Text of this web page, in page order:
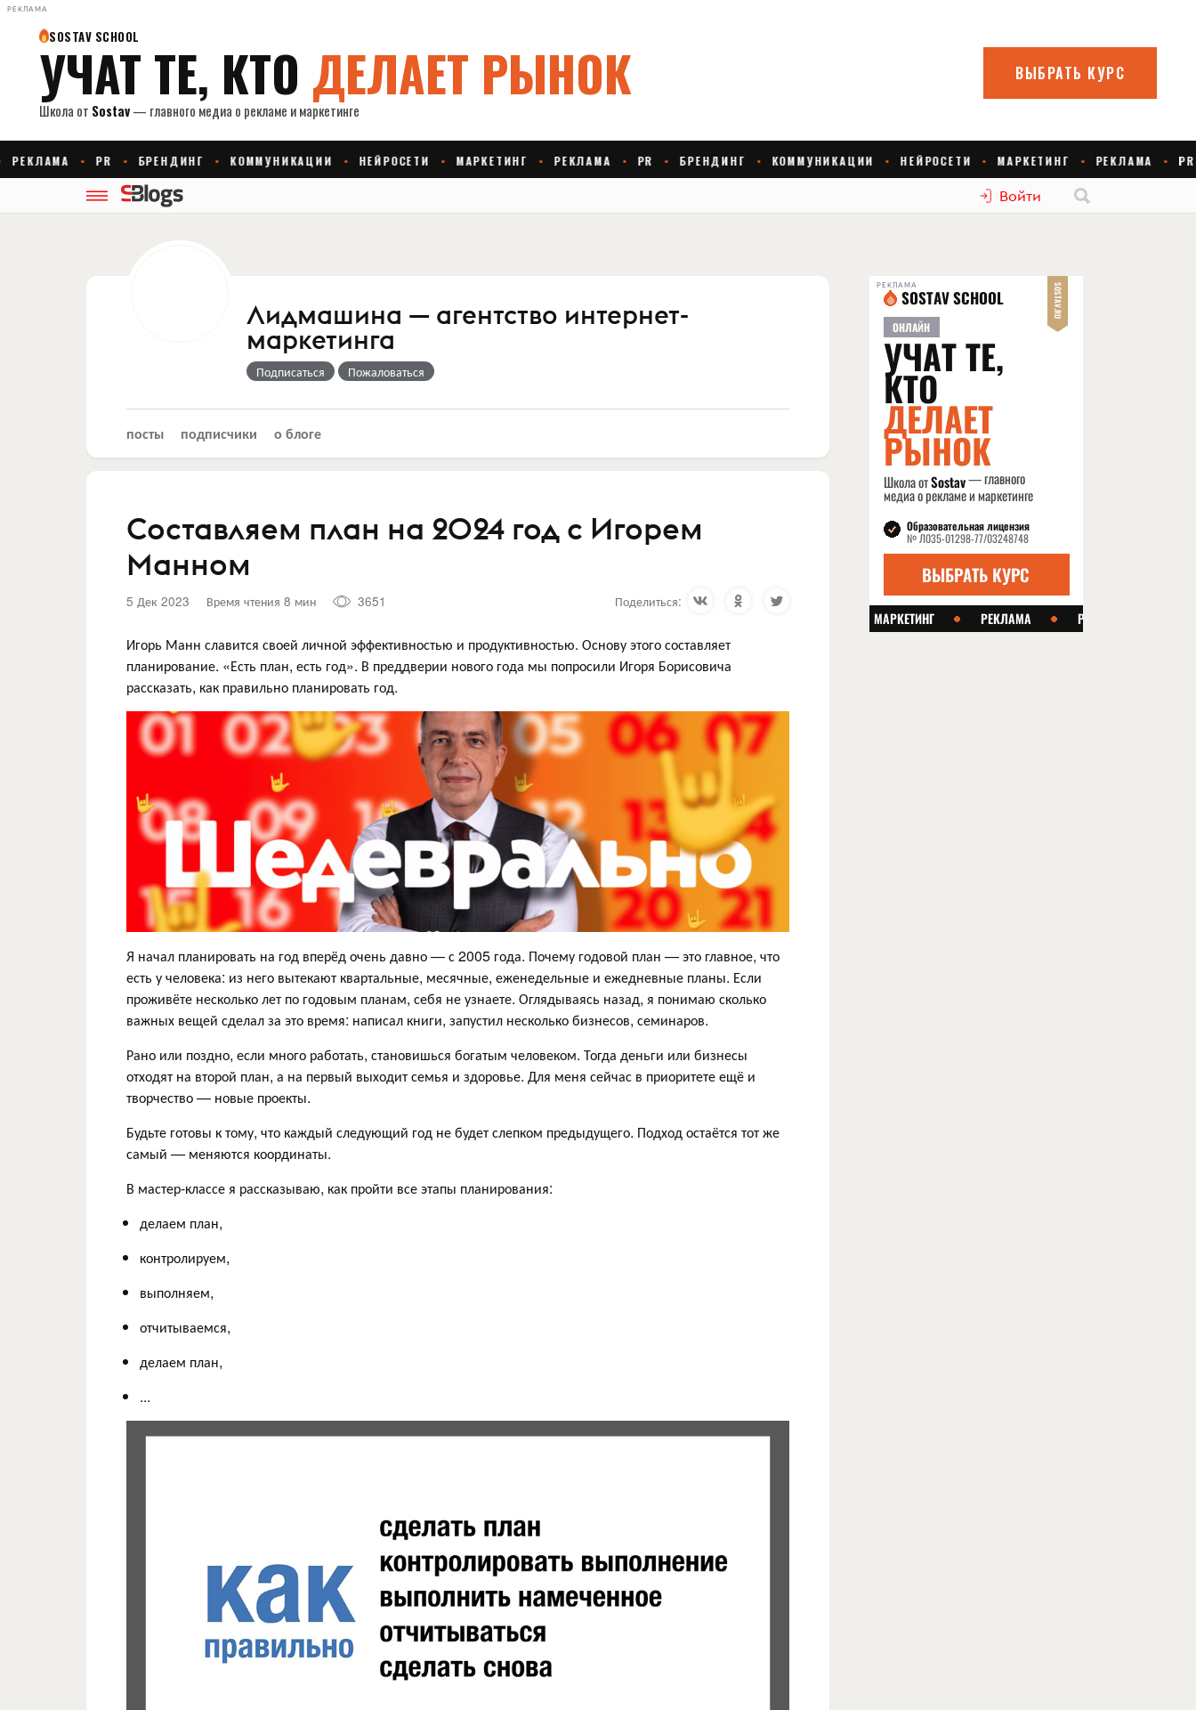
РЕКЛАМА
Войти
Лидмашина — агентство интернет-
маркетинга
Подписаться Пожаловаться
посты подписчики о блоге
Составляем план на 2024 год с Игорем
Манном
5 Дек 2023 Время чтения 8 мин 3651 Поделиться:
Игорь Манн славится своей личной эффективностью и продуктивностью. Основу этого составляет
планирование. «Есть план, есть год». В преддверии нового года мы попросили Игоря Борисовича
рассказать, как правильно планировать год.
Я начал планировать на год вперёд очень давно — с 2005 года. Почему годовой план — это главное, что
есть у человека: из него вытекают квартальные, месячные, еженедельные и ежедневные планы. Если
проживёте несколько лет по годовым планам, себя не узнаете. Оглядываясь назад, я понимаю сколько
важных вещей сделал за это время: написал книги, запустил несколько бизнесов, семинаров.
Рано или поздно, если много работать, становишься богатым человеком. Тогда деньги или бизнесы
отходят на второй план, а на первый выходит семья и здоровье. Для меня сейчас в приоритете ещё и
творчество — новые проекты.
Будьте готовы к тому, что каждый следующий год не будет слепком предыдущего. Подход остаётся тот же
самый — меняются координаты.
В мастер-классе я рассказываю, как пройти все этапы планирования:
делаем план,
контролируем,
выполняем,
отчитываемся,
делаем план,
...
РЕКЛАМА